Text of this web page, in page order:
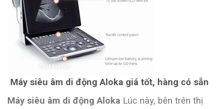
Máy siêu âm di động Aloka giá tốt, hàng có sẵn
Máy siêu âm di động Aloka Lúc này, bên trên thị